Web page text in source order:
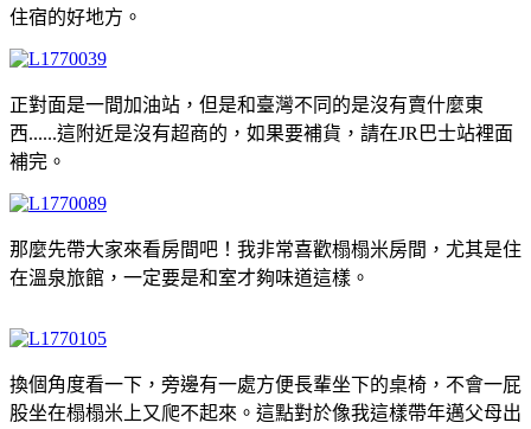
住宿的好地方。
正對面是一間加油站，但是和臺灣不同的是沒有賣什麼東
西......這附近是沒有超商的，如果要補貨，請在JR巴士站裡面
補完。
那麼先帶大家來看房間吧！我非常喜歡榻榻米房間，尤其是住
在溫泉旅館，一定要是和室才夠味道這樣。
換個角度看一下，旁邊有一處方便長輩坐下的桌椅，不會一屁
股坐在榻榻米上又爬不起來。這點對於像我這樣帶年邁父母出